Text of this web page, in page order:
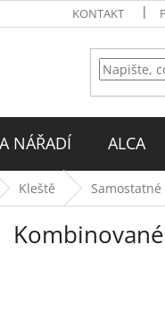
KONTAKT
NÁŘADÍ ALCA
Kleště Samostatné
Kombinované